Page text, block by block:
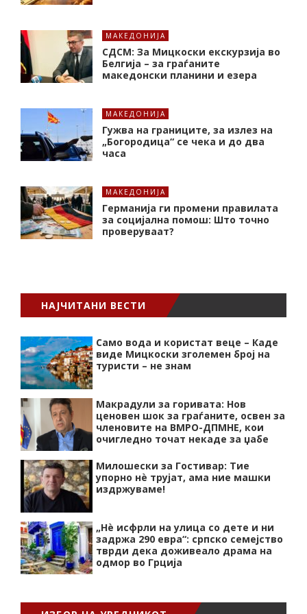
МАКЕДОНИЈА
СДСМ: За Мицкоски екскурзија во
Белгија – за граѓаните
македонски планини и езера
МАКЕДОНИЈА
Гужва на границите, за излез на
„Богородица“ се чека и до два
часа
МАКЕДОНИЈА
Германија ги промени правилата
за социјална помош: Што точно
проверуваат?
НАЈЧИТАНИ ВЕСТИ
Само вода и користат веце – Каде
виде Мицкоски зголемен број на
туристи – не знам
Макрадули за горивата: Нов
ценовен шок за граѓаните, освен за
членовите на ВМРО-ДПМНЕ, кои
очигледно точат некаде за џабе
Милошески за Гостивар: Тие
упорно нѐ трујат, ама ние машки
издржуваме!
„Нѐ исфрли на улица со дете и ни
задржа 290 евра“: српско семејство
тврди дека доживеало драма на
одмор во Грција